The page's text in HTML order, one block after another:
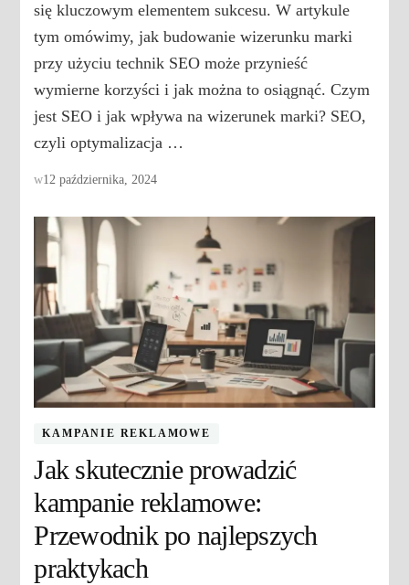
się kluczowym elementem sukcesu. W artykule
tym omówimy, jak budowanie wizerunku marki
przy użyciu technik SEO może przynieść
wymierne korzyści i jak można to osiągnąć. Czym
jest SEO i jak wpływa na wizerunek marki? SEO,
czyli optymalizacja …
w12 października, 2024
KAMPANIE REKLAMOWE
Jak skutecznie prowadzić
kampanie reklamowe:
Przewodnik po najlepszych
praktykach